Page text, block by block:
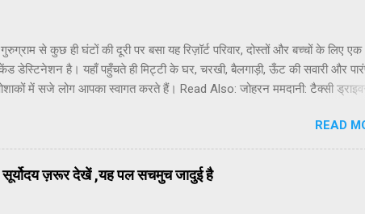
से कुछ ही घंटों की दूरी पर बसा यह रिज़ॉर्ट परिवार, दोस्तों और बच्चों के लिए एक
डेस्टिनेशन है। यहाँ पहुँचते ही मिट्टी के घर, चरखी, बैलगाड़ी, ऊँट की सवारी और
पोशाकों में सजे लोग आपका स्वागत करते हैं। Read Also: जोहरन ममदानी: टैक्सी
है। गाँव की चौपाल जैसी जगहों पर लोकनृत्य, रस्साकशी, पिट्ठू, कबड्डी और अन्य देसी
सकता है। बच्चे मिट्टी के खिलौने बनाना, बायोगैस प्लांट देखना या बागवानी करना
जीवन से एक ताज़गी भरा बदलाव लाता है। यहाँ का देसी खाना इसकी सबसे बड़ी पहचान
मक्के की रोटी, दही, लस्सी, गुड़ और ताज़े देसी घी की महक हर किसी को गाँव के स्वाद
READ
सूर्योदय ज़रूर देखें ,यह पल सचमुच जादुई है